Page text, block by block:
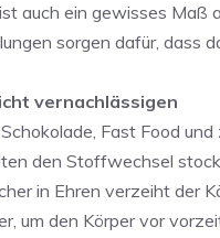
auch ein gewisses
sorgen dafür,
vernachlässigen
Fast Food
den Stoffwechsel
in Ehren verzeiht der
um den Körper vor